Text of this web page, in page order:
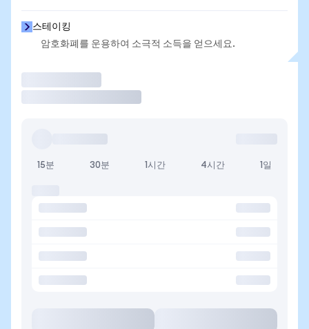
스테이킹
암호화폐를 운용하여 소극적 소득을 얻으세요.
15분 30분 1시간 4시간 1일